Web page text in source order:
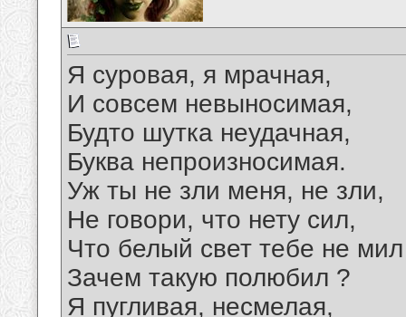
Я суровая, я мрачная,
И совсем невыносимая,
Будто шутка неудачная,
Буква непроизносимая.
Уж ты не зли меня, не зли,
Не говори, что нету сил,
Что белый свет тебе не
Зачем такую полюбил ?
Я пугливая, несмелая,